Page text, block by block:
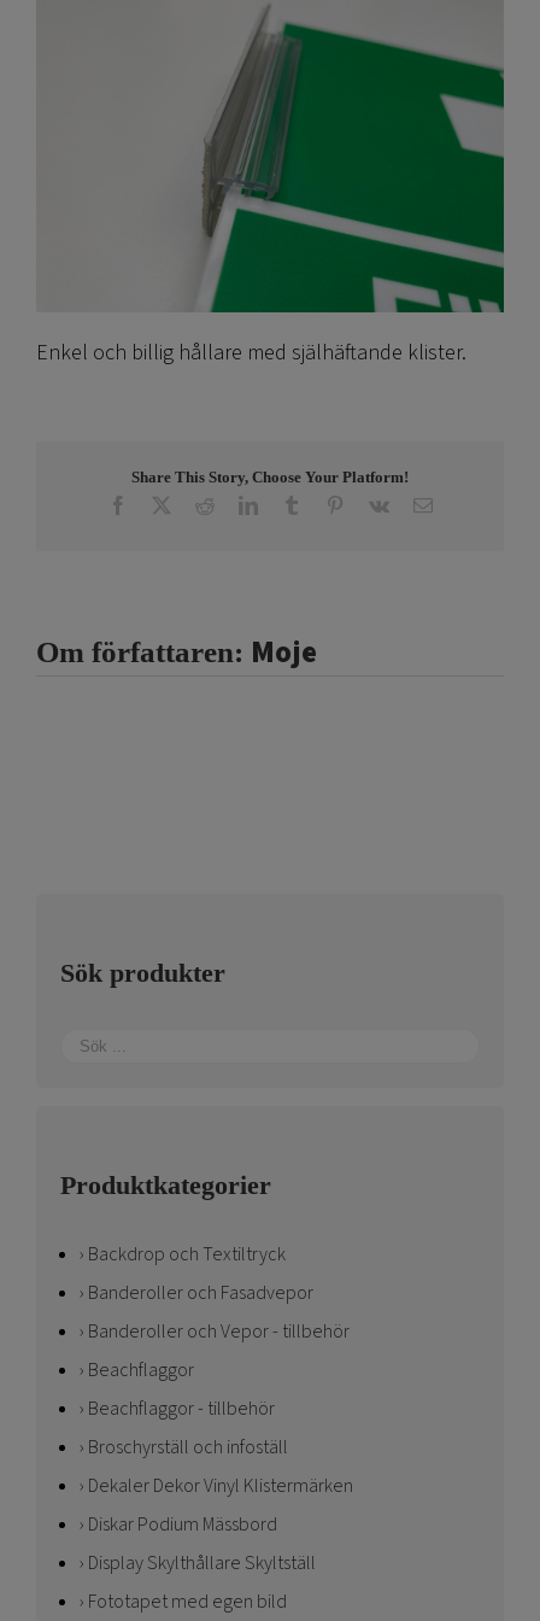
Enkel och billig hållare med själhäftande klister.
Share This Story, Choose Your Platform!
Facebook RedditLinkedInTumblr Pinterest
Vk E-
Om författaren: Moje
Sök produkter
Produktkategorier
Backdrop och Textiltryck
Banderoller och Fasadvepor
Banderoller och Vepor - tillbehör
Beachflaggor
Beachflaggor - tillbehör
Broschyrställ och infoställ
Dekaler Dekor Vinyl Klistermärken
Diskar Podium Mässbord
Display Skylthållare Skyltställ
Fototapet med egen bild